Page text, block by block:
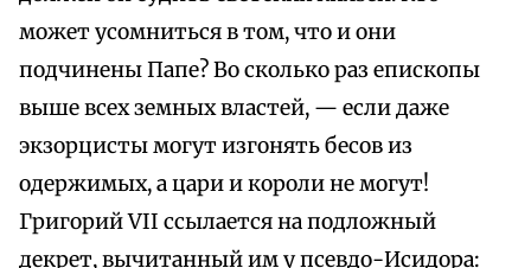
может усомниться в том, что и они
подчинены Папе? Во сколько раз епископы
выше всех земных властей, — если даже
экзорцисты могут изгонять бесов из
одержимых, а цари и короли не могут!
Григорий VII ссылается на подложный
декрет, вычитанный им у псевдо-Исидора: